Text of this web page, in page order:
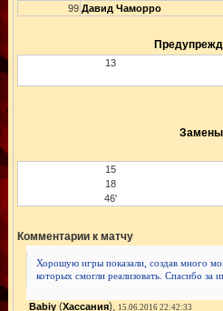
99 Давид Чаморро
13
15
18
46'
Комментарии к матчу
Хорошую игры показали, создав много
которых смогли реализовать. Спасибо за
Babiy(Хассания), 15.06.2016 22:42:33